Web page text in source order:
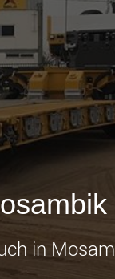
für
von 20 t bis 500 t
für
in
in